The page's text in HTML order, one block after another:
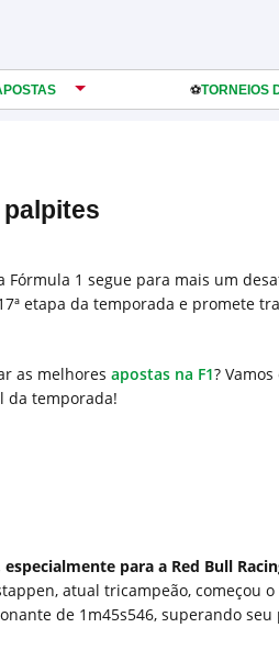
️⚽️TORNEIOS
palpites
1 segue para mais um
etapa da temporada e promete
as melhores apostas na F1?
da temporada!
para a Red Bull
atual tricampeão, começou
de 1m45s546, superando seu